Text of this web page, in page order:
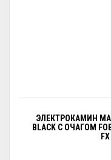
ЭЛЕКТРОКАМИН
BLACK С ОЧАГОМ